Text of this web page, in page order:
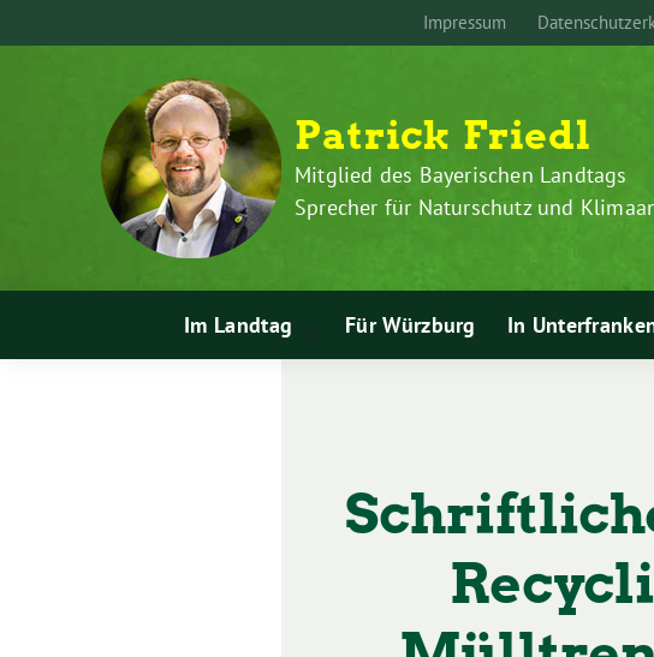
Inhalt
zum
Impressum
Patrick Friedl
Mitglied des Bayerischen Landtags
Sprecher für Naturschutz und
Im Landtag
Für Würzburg In